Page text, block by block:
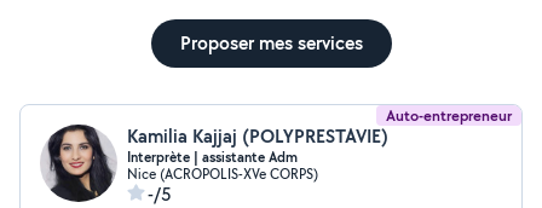
Proposer mes services
Auto-entrepreneur
Kamilia Kajjaj (POLYPRESTAVIE)
Interprète | assistante Adm
Nice (ACROPOLIS-XVe CORPS)
-/5